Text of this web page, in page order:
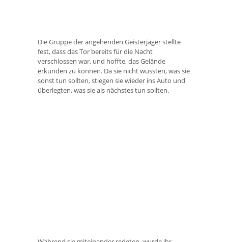
Die Gruppe der angehenden Geisterjäger stellte
fest, dass das Tor bereits für die Nacht
verschlossen war, und hoffte, das Gelände
erkunden zu können. Da sie nicht wussten, was sie
sonst tun sollten, stiegen sie wieder ins Auto und
überlegten, was sie als nächstes tun sollten.